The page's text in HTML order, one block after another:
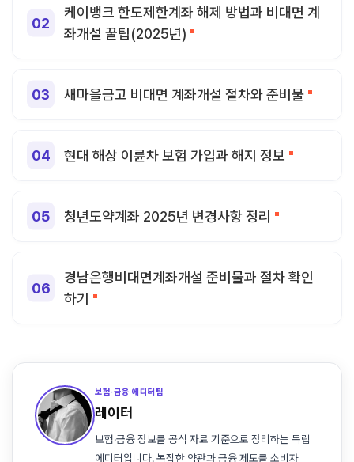
케이뱅크 한도제한계좌 해제 방법과 비대면 계
좌개설 꿀팁(2025년)
새마을금고 비대면 계좌개설 절차와 준비물
현대 해상 이륜차 보험 가입과 해지 정보
청년도약계좌 2025년 변경사항 정리
경남은행비대면계좌개설 준비물과 절차 확인
하기
보험·금융 에디터팀
레이터
보험·금융 정보를 공식 자료 기준으로 정리하는 독립
에디터입니다. 복잡한 약관과 금융 제도를 소비자